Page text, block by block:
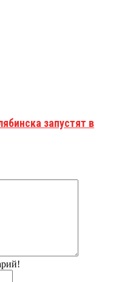
запустят в